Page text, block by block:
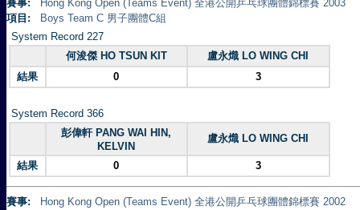
賽事:
Hong Kong Open (Teams Event) 全港公開乒乓球團體錦標賽 2003
項目:
Boys Team C 男子團體C組
System Record 227
何浚傑 HO TSUN KIT
盧永熾 LO WING CHI
結果
0 3
System Record 366
彭偉軒 PANG WAI HIN,
KELVIN
盧永熾 LO WING CHI
結果 0 3
賽事:
Hong Kong Open (Teams Event) 全港公開乒乓球團體錦標賽 2002